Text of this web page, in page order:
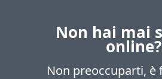
Non hai mai
online?
Non preoccuparti, è